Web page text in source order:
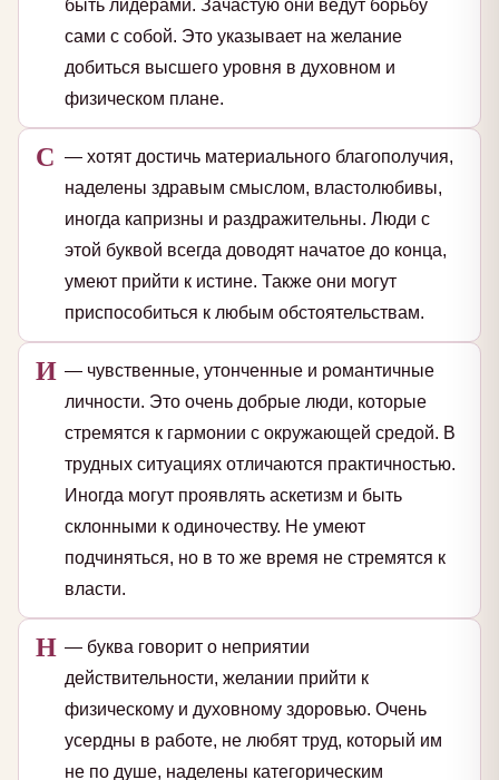
быть лидерами. Зачастую они ведут борьбу
сами с собой. Это указывает на желание
добиться высшего уровня в духовном и
физическом плане.
С — хотят достичь материального благополучия,
наделены здравым смыслом, властолюбивы,
иногда капризны и раздражительны. Люди с
этой буквой всегда доводят начатое до конца,
умеют прийти к истине. Также они могут
приспособиться к любым обстоятельствам.
И — чувственные, утонченные и романтичные
личности. Это очень добрые люди, которые
стремятся к гармонии с окружающей средой. В
трудных ситуациях отличаются практичностью.
Иногда могут проявлять аскетизм и быть
склонными к одиночеству. Не умеют
подчиняться, но в то же время не стремятся к
власти.
Н — буква говорит о неприятии
действительности, желании прийти к
физическому и духовному здоровью. Очень
усердны в работе, не любят труд, который им
не по душе, наделены категорическим